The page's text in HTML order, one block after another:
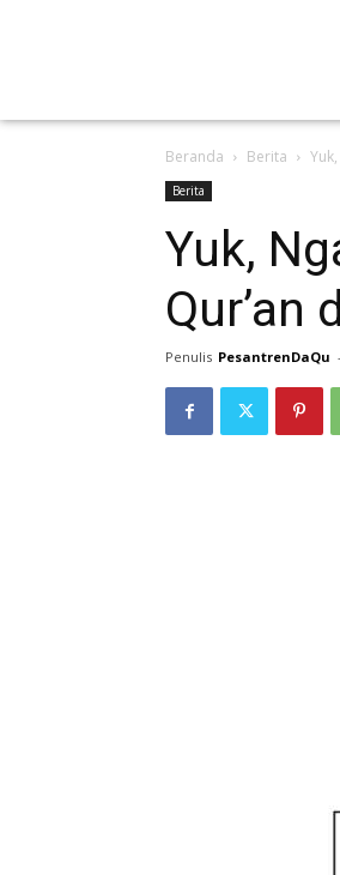
Beranda Berita
Berita
Yuk,
Qur’an
Penulis PesantrenDaQu -